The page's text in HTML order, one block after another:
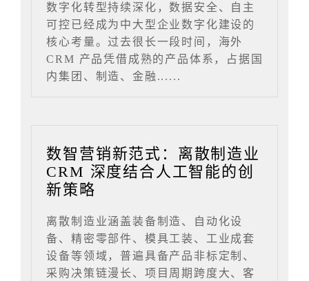
数字化转型持续深化，数据安全、自主
可控已经成为中大型企业数字化建设的
核心考量。过去很长一段时间，海外
CRM 产品凭借成熟的产品体系，占据国
内集团、制造、金融......
数智营销新范式：离散制造业
CRM 深度结合人工智能的创
新策略
离散制造业涵盖装备制造、自动化设
备、精密零部件、模具工装、工业成套
设备等领域，普遍具备产品非标定制、
采购决策链漫长、项目周期跨度大、客